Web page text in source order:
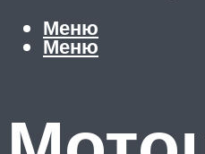
Меню
Меню